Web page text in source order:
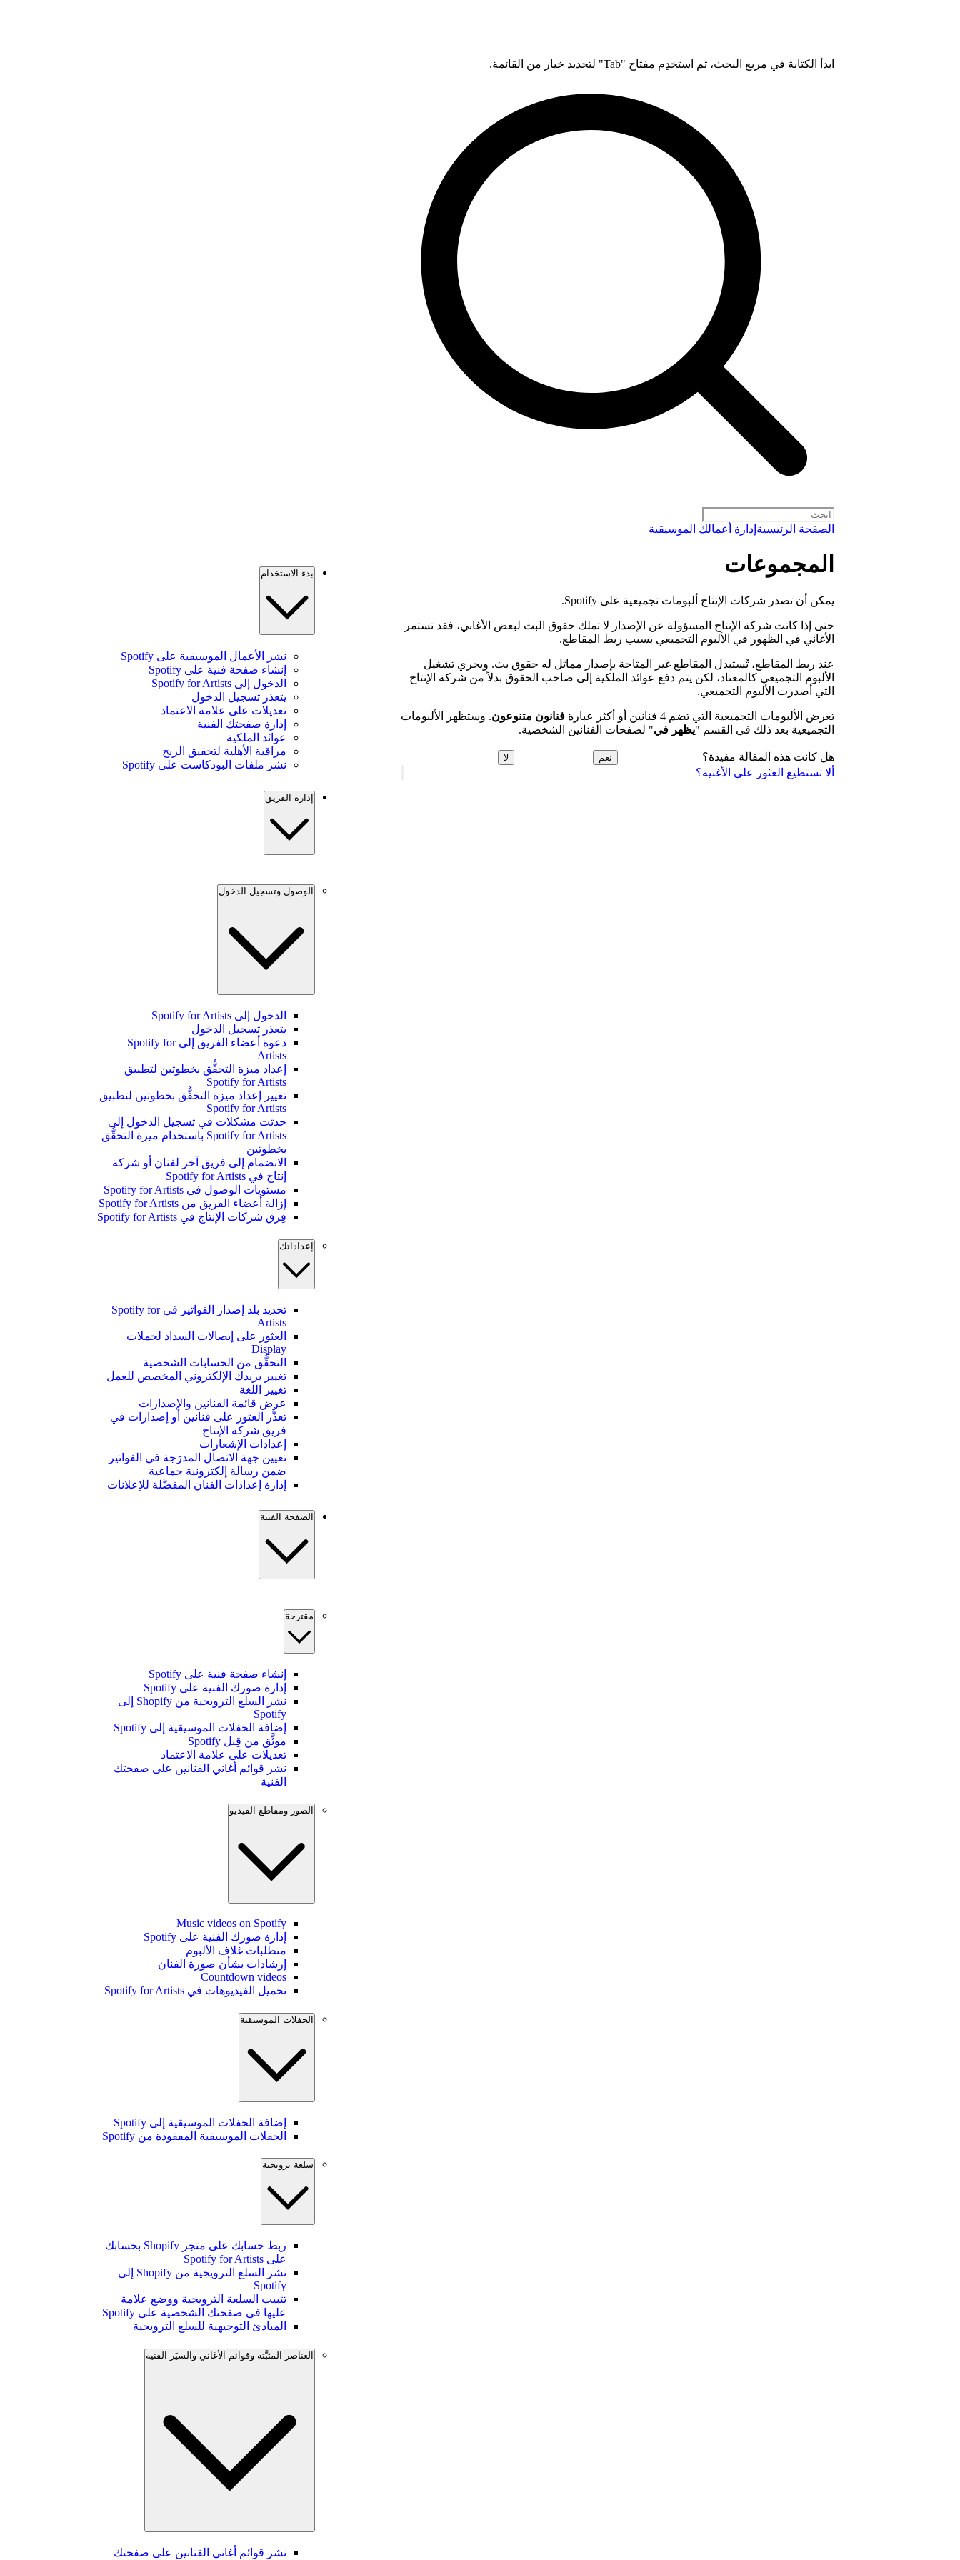
ابدأ الكتابة في مربع البحث، ثم استخدِم مفتاح "Tab" لتحديد خيار من القائمة.
الصفحة الرئيسية إدارة أعمالك الموسيقية
ألا تستطيع العثور على الأغنية؟
المجموعات
يمكن أن تصدر شركات الإنتاج ألبومات تجميعية على Spotify.
حتى إذا كانت شركة الإنتاج المسؤولة عن الإصدار لا تملك حقوق البث لبعض الأغاني، فقد تستمر
الأغاني في الظهور في الألبوم التجميعي بسبب ربط المقاطع.
عند ربط المقاطع، تُستبدل المقاطع غير المتاحة بإصدار مماثل له حقوق بث. ويجري تشغيل
الألبوم التجميعي كالمعتاد، لكن يتم دفع عوائد الملكية إلى صاحب الحقوق بدلاً من شركة الإنتاج
التي أصدرت الألبوم التجميعي.
تعرض الألبومات التجميعية التي تضم 4 فنانين أو أكثر عبارة فنانون متنوعون. وستظهر الألبومات
التجميعية بعد ذلك في القسم "يظهر في" لصفحات الفنانين الشخصية.
هل كانت هذه المقالة مفيدة؟ نعم لا
بدء الاستخدام
نشر الأعمال الموسيقية على Spotify
إنشاء صفحة فنية على Spotify
الدخول إلى Spotify for Artists
يتعذر تسجيل الدخول
تعديلات على علامة الاعتماد
إدارة صفحتك الفنية
عوائد الملكية
مراقبة الأهلية لتحقيق الربح
نشر ملفات البودكاست على Spotify
إدارة الفريق
الوصول وتسجيل الدخول
الدخول إلى Spotify for Artists
يتعذر تسجيل الدخول
دعوة أعضاء الفريق إلى Spotify for
Artists
إعداد ميزة التحقُّق بخطوتين لتطبيق
Spotify for Artists
تغيير إعداد ميزة التحقُّق بخطوتين لتطبيق
Spotify for Artists
حدثت مشكلات في تسجيل الدخول إلى
Spotify for Artists باستخدام ميزة التحقُّق
بخطوتين
الانضمام إلى فريق آخر لفنان أو شركة
إنتاج في Spotify for Artists
مستويات الوصول في Spotify for Artists
إزالة أعضاء الفريق من Spotify for Artists
فِرق شركات الإنتاج في Spotify for Artists
إعداداتك
تحديد بلد إصدار الفواتير في Spotify for
Artists
العثور على إيصالات السداد لحملات
Display
التحقُّق من الحسابات الشخصية
تغيير بريدك الإلكتروني المخصص للعمل
تغيير اللغة
عرض قائمة الفنانين والإصدارات
تعذُّر العثور على فنانين أو إصدارات في
فريق شركة الإنتاج
إعدادات الإشعارات
تعيين جهة الاتصال المدرَجة في الفواتير
ضمن رسالة إلكترونية جماعية
إدارة إعدادات الفنان المفضَّلة للإعلانات
الصفحة الفنية
مقترحة
إنشاء صفحة فنية على Spotify
إدارة صورك الفنية على Spotify
نشر السلع الترويجية من Shopify إلى
Spotify
إضافة الحفلات الموسيقية إلى Spotify
موثَّق من قِبل Spotify
تعديلات على علامة الاعتماد
نشر قوائم أغاني الفنانين على صفحتك
الفنية
الصور ومقاطع الفيديو
Music videos on Spotify
إدارة صورك الفنية على Spotify
متطلبات غلاف الألبوم
إرشادات بشأن صورة الفنان
Countdown videos
تحميل الفيديوهات في Spotify for Artists
الحفلات الموسيقية
إضافة الحفلات الموسيقية إلى Spotify
الحفلات الموسيقية المفقودة من Spotify
سلعة ترويجية
ربط حسابك على متجر Shopify بحسابك
على Spotify for Artists
نشر السلع الترويجية من Shopify إلى
Spotify
تثبيت السلعة الترويجية ووضع علامة
عليها في صفحتك الشخصية على Spotify
المبادئ التوجيهية للسلع الترويجية
العناصر المثبَّتة وقوائم الأغاني والسيَر الفنية
نشر قوائم أغاني الفنانين على صفحتك